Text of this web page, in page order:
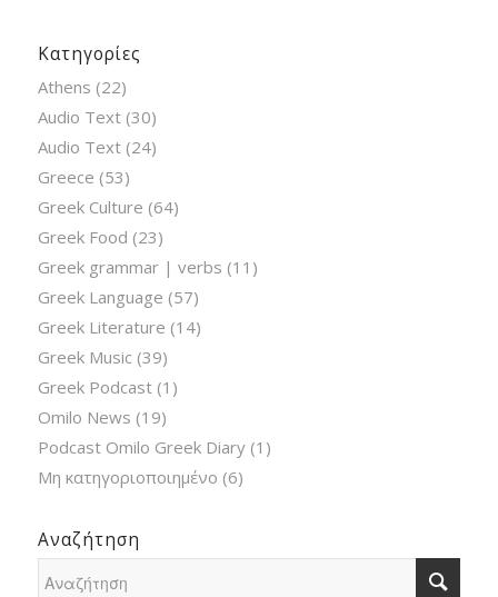
Κατηγορίες
Athens (22)
Audio Text(30)
Audio Text(24)
Greece (53)
Greek Culture (64)
Greek Food (23)
Greek grammar | verbs (11)
Greek Language (57)
Greek Literature (14)
Greek Music (39)
Greek Podcast(1)
Omilo News (19)
Podcast Omilo Greek Diary(1)
Μη κατηγοριοποιημένο (6)
Αναζήτηση